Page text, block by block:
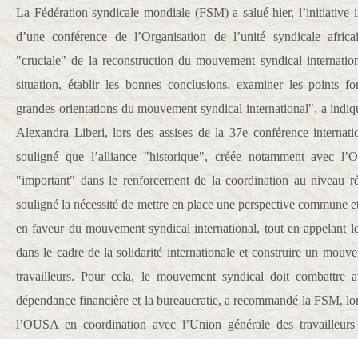
La Fédération syndicale mondiale (FSM) a salué hier, l’initiative
d’une conférence de l’Organisation de l’unité syndicale
"cruciale" de la reconstruction du mouvement syndical
situation, établir les bonnes conclusions, examiner les points
grandes orientations du mouvement syndical international", a
Alexandra Liberi, lors des assises de la 37e conférence
souligné que l’alliance "historique", créée notamment avec
"important" dans le renforcement de la coordination au niveau
souligné la nécessité de mettre en place une perspective commune
en faveur du mouvement syndical international, tout en appelant
dans le cadre de la solidarité internationale et construire un
travailleurs. Pour cela, le mouvement syndical doit combattre
dépendance financière et la bureaucratie, a recommandé la FSM,
l’OUSA en coordination avec l’Union générale des